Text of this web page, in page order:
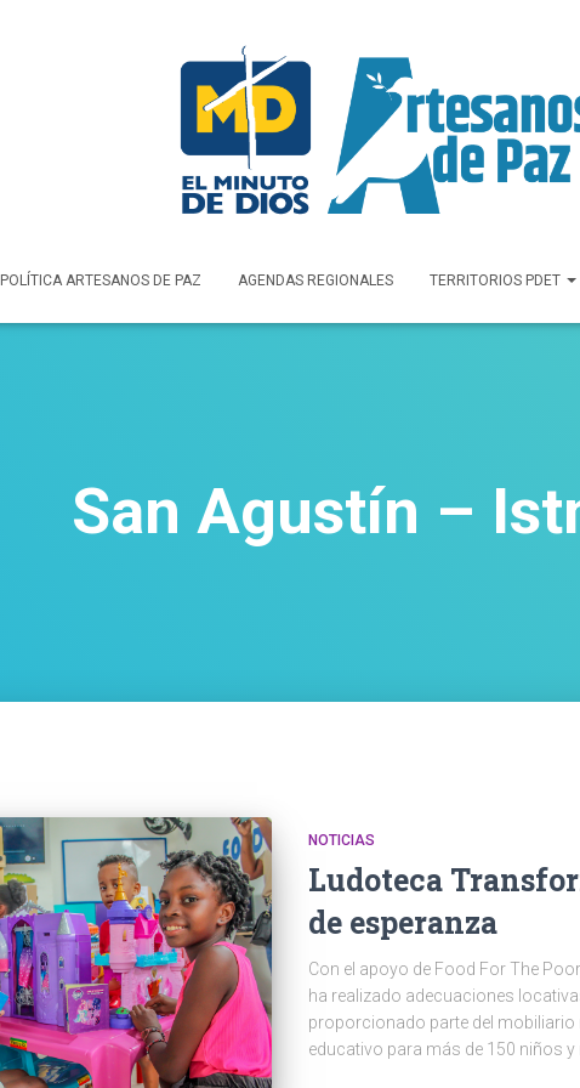
POLÍTICA ARTESANOS DE PAZ AGENDAS REGIONALES TERRITORIOS PDET
San Agustín –
NOTICIAS
Ludoteca
de esperanza
Con el apoyo de Food For The
ha realizado adecuaciones
proporcionado parte del mobiliario
educativo para más de 150 niños y